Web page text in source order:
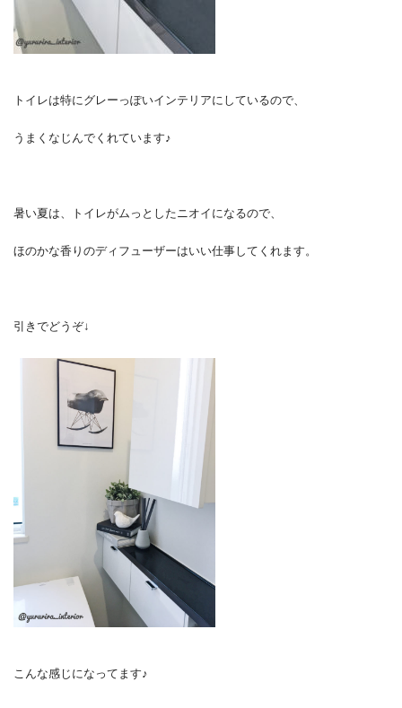
トイレは特にグレーっぽいインテリアにしているので、
うまくなじんでくれています♪
暑い夏は、トイレがムっとしたニオイになるので、
ほのかな香りのディフューザーはいい仕事してくれます。
引きでどうぞ↓
こんな感じになってます♪